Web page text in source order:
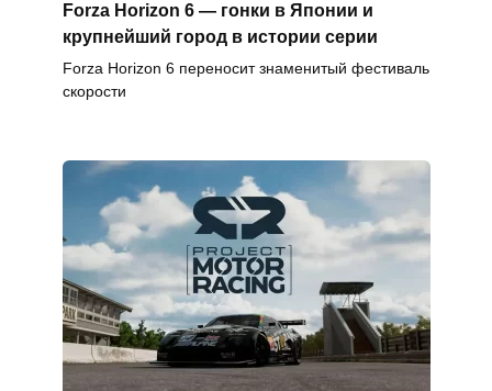
Forza Horizon 6 — гонки в Японии и
крупнейший город в истории серии
Forza Horizon 6 переносит знаменитый фестиваль
скорости